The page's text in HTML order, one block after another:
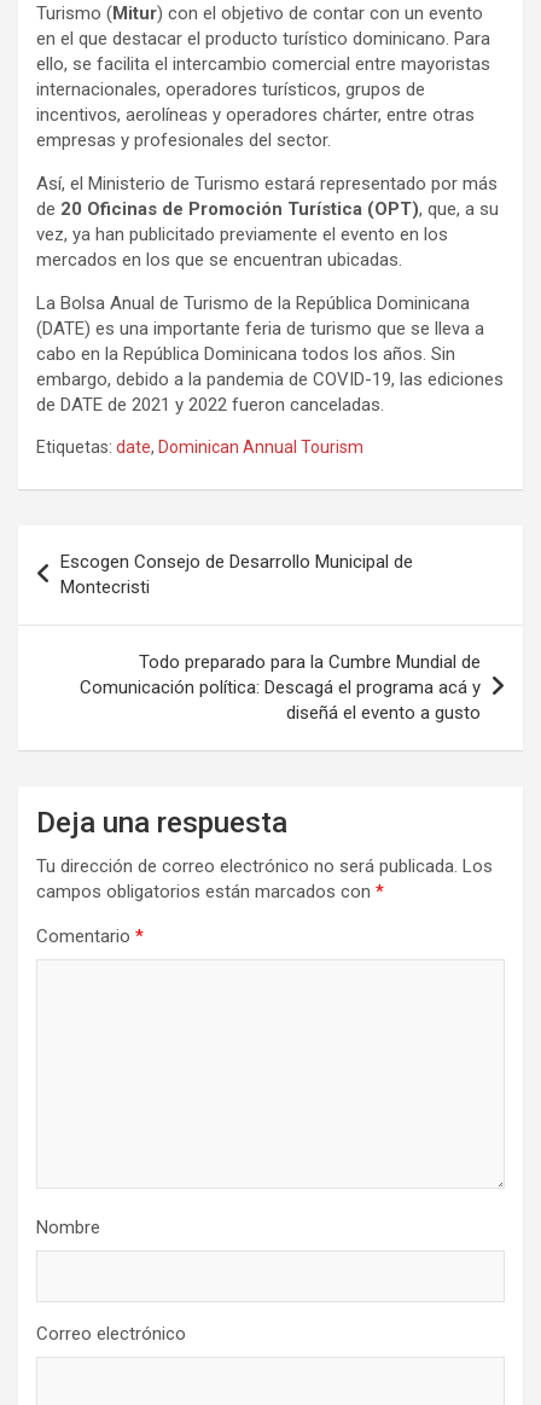
Turismo (Mitur) con el objetivo de contar con un evento
en el que destacar el producto turístico dominicano. Para
ello, se facilita el intercambio comercial entre mayoristas
internacionales, operadores turísticos, grupos de
incentivos, aerolíneas y operadores chárter, entre otras
empresas y profesionales del sector.
Así, el Ministerio de Turismo estará representado por más
de 20 Oficinas de Promoción Turística (OPT), que, a su
vez, ya han publicitado previamente el evento en los
mercados en los que se encuentran ubicadas.
La Bolsa Anual de Turismo de la República Dominicana
(DATE) es una importante feria de turismo que se lleva a
cabo en la República Dominicana todos los años. Sin
embargo, debido a la pandemia de COVID-19, las ediciones
de DATE de 2021 y 2022 fueron canceladas.
Etiquetas: date, Dominican Annual Tourism
de
entradas
Escogen Consejo de Desarrollo Municipal de
Montecristi
Todo preparado para la Cumbre Mundial de
Comunicación política: Descagá el programa acá y
diseñá el evento a gusto
Deja una respuesta
Tu dirección de correo electrónico no será publicada. Los
campos obligatorios están marcados con *
Comentario *
Nombre
Correo electrónico